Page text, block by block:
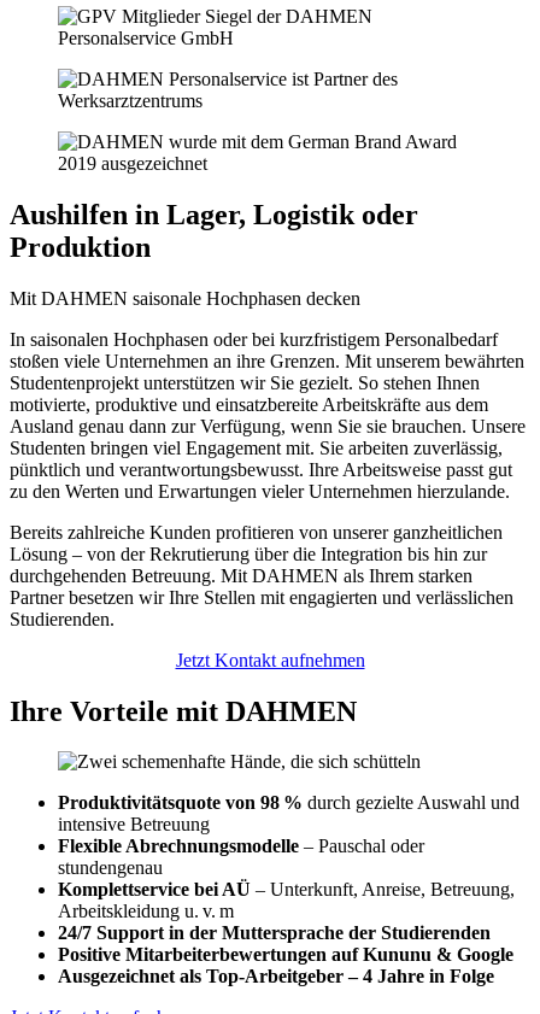
Aushilfen in Lager, Logistik oder
Produktion
Mit DAHMEN saisonale Hochphasen decken
In saisonalen Hochphasen oder bei kurzfristigem Personalbedarf
stoßen viele Unternehmen an ihre Grenzen. Mit unserem bewährten
Studentenprojekt unterstützen wir Sie gezielt. So stehen Ihnen
motivierte, produktive und einsatzbereite Arbeitskräfte aus dem
Ausland genau dann zur Verfügung, wenn Sie sie brauchen. Unsere
Studenten bringen viel Engagement mit. Sie arbeiten zuverlässig,
pünktlich und verantwortungsbewusst. Ihre Arbeitsweise passt gut
zu den Werten und Erwartungen vieler Unternehmen hierzulande.
Bereits zahlreiche Kunden profitieren von unserer ganzheitlichen
Lösung – von der Rekrutierung über die Integration bis hin zur
durchgehenden Betreuung. Mit DAHMEN als Ihrem starken
Partner besetzen wir Ihre Stellen mit engagierten und verlässlichen
Studierenden.
Jetzt Kontakt aufnehmen
Ihre Vorteile mit DAHMEN
Produktivitätsquote von 98 % durch gezielte Auswahl und
intensive Betreuung
Flexible Abrechnungsmodelle – Pauschal oder
stundengenau
Komplettservice bei AÜ – Unterkunft, Anreise, Betreuung,
Arbeitskleidung u. v. m
24/7 Support in der Muttersprache der Studierenden
Positive Mitarbeiterbewertungen auf Kununu & Google
Ausgezeichnet als Top-Arbeitgeber – 4 Jahre in Folge